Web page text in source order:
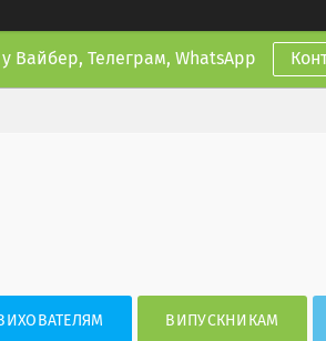
Вайбер, Телеграм, WhatsApp
ВИПУСКНИКАМ